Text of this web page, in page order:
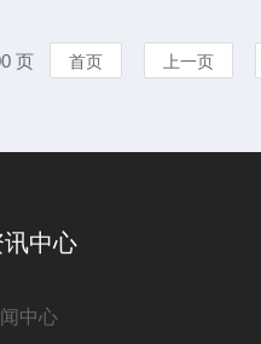
页 首页 上一页
讯中心
中心